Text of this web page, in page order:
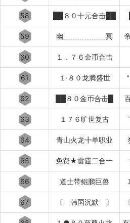
58 ██８０十元合击██
59 幽﹍﹍﹍﹍﹍﹍冥
60 １．７６金币合击
61 １·８０龙腾盛世
62 ██８０金币合击█
63 １７６旷世复古
64 青山火龙╋单职业
65 免费★雷霆二合一
66 道士带鲲鹏巨兽
67 〔 韩国沉默 〕